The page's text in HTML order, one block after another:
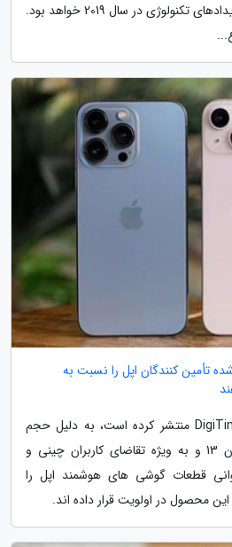
نماید، یکی از جذاب ترین رویدادهای تکنولوژی در سال 2019 خواهد بود.
آیفون 13 باعث شده تأمین کنندگان اپل را نسبت به
با توجه به گزارشی که DigiTimes منتشر کرده است، به دلیل حجم
بالای تقاضا برای سری آیفون 13 و به ویژه تقاضای کاربران چینی و
قطعات گوشی های هوشمند اپل را
محصول در اولویت قرار داده اند.